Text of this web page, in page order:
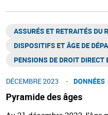
Pyramide des âges
ASSURÉS ET RETRAITÉS DU
DISPOSITIFS ET ÂGE DE
PENSIONS DE DROIT DIRECT
DÉCEMBRE 2023 DONNÉES